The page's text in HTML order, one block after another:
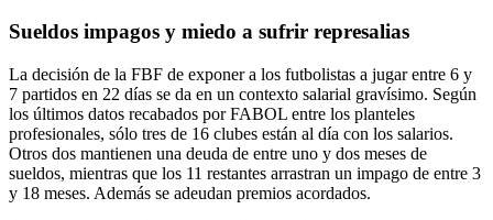
Sueldos impagos y miedo a sufrir represalias
La decisión de la FBF de exponer a los futbolistas a jugar entre 6 y
7 partidos en 22 días se da en un contexto salarial gravísimo. Según
los últimos datos recabados por FABOL entre los planteles
profesionales, sólo tres de 16 clubes están al día con los salarios.
Otros dos mantienen una deuda de entre uno y dos meses de
sueldos, mientras que los 11 restantes arrastran un impago de entre 3
y 18 meses. Además se adeudan premios acordados.